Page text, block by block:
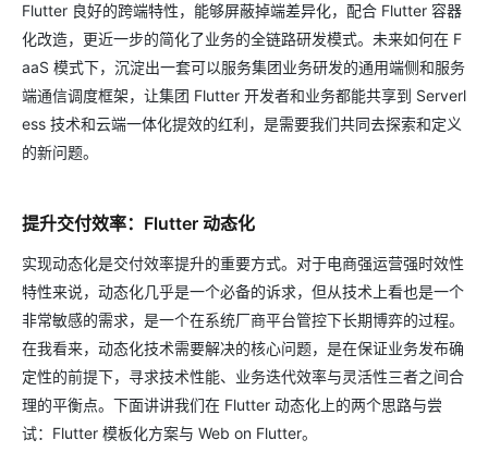
Flutter 良好的跨端特性，能够屏蔽掉端差异化，配合 Flutter 容器
化改造，更近一步的简化了业务的全链路研发模式。未来如何在 F
aaS 模式下，沉淀出一套可以服务集团业务研发的通用端侧和服务
端通信调度框架，让集团 Flutter 开发者和业务都能共享到 Serverl
ess 技术和云端一体化提效的红利，是需要我们共同去探索和定义
的新问题。
提升交付效率：Flutter 动态化
实现动态化是交付效率提升的重要方式。对于电商强运营强时效性
特性来说，动态化几乎是一个必备的诉求，但从技术上看也是一个
非常敏感的需求，是一个在系统厂商平台管控下长期博弈的过程。
在我看来，动态化技术需要解决的核心问题，是在保证业务发布确
定性的前提下，寻求技术性能、业务迭代效率与灵活性三者之间合
理的平衡点。下面讲讲我们在 Flutter 动态化上的两个思路与尝
试：Flutter 模板化方案与 Web on Flutter。